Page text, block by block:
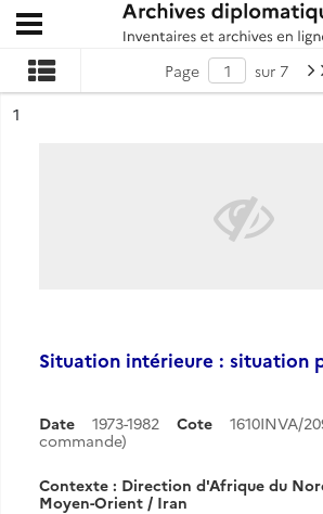
Archives diplomatiques
Ouvrir le menu déroulant
Page sur 7
n°
1
Situation intérieure : situation
Date 1973-1982 Cote
1610INVA/
commande)
Contexte : Direction d'Afrique du
Moyen-Orient / Iran